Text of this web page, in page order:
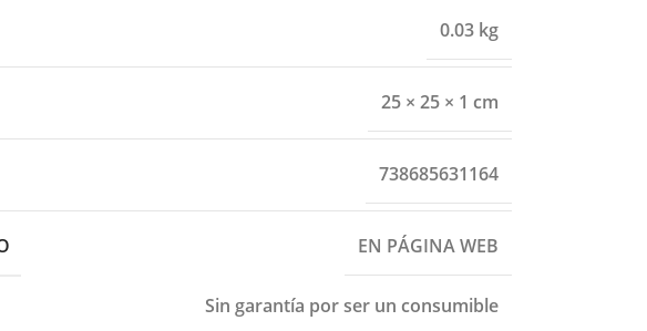
0.03 kg
25 × 25 × 1 cm
738685631164
EN PÁGINA WEB
Sin garantía por ser un consumible